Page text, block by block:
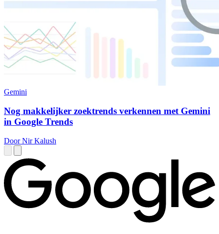
Gemini
Nog makkelijker zoektrends verkennen met Gemini
in Google Trends
Door Nir Kalush